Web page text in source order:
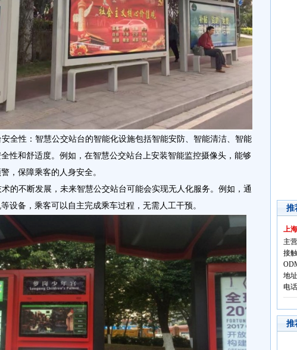
全性：智慧公交站台的智能化设施包括智能安防、智能清洁、智能
性和舒适度。例如，在智慧公交站台上安装智能监控摄像头，能够
，保障乘客的人身安全。
的不断发展，未来智慧公交站台可能会实现无人化服务。例如，通
设备，乘客可以自主完成乘车过程，无需人工干预。
推
上
主
接
地
电
推